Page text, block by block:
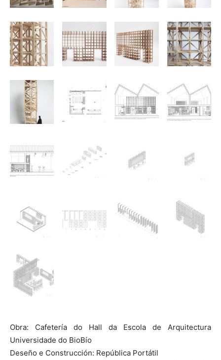
Obra: Cafetería do Hall da Escola de Arquitectura
Universidade do BioBío
Deseño e Construcción: República Portátil